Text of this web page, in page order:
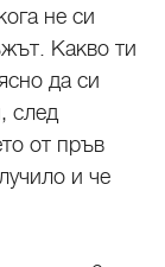
не си
Какво ти
да си
след
от пръв
и че